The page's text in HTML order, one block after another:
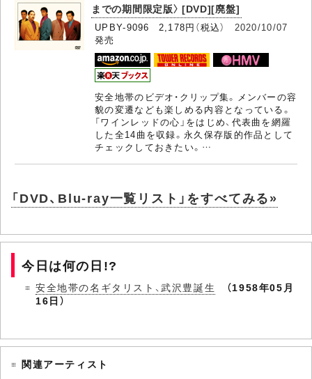
までの期間限定版〉 [DVD][廃盤]
UPBY-9096 2,178円（税込） 2020/10/07
発売
安全地帯のビデオ・クリップ集。メンバーの容
貌の変遷なども楽しめる内容となっている。
「ワインレッドの心」をはじめ、代表曲を網羅
した全14曲を収録。永久保存版的作品として
チェックしておきたい。…
「DVD、Blu-ray一覧リスト」をすべてみる»
今日は何の日!?
安全地帯の名ギタリスト、武沢豊誕生
（1958年05月
16日）
関連アーティスト